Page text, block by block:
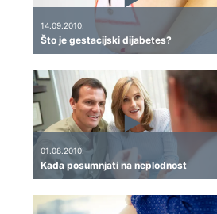
14.09.2010.
Što je gestacijski dijabetes?
01.08.2010.
Kada posumnjati na neplodnost